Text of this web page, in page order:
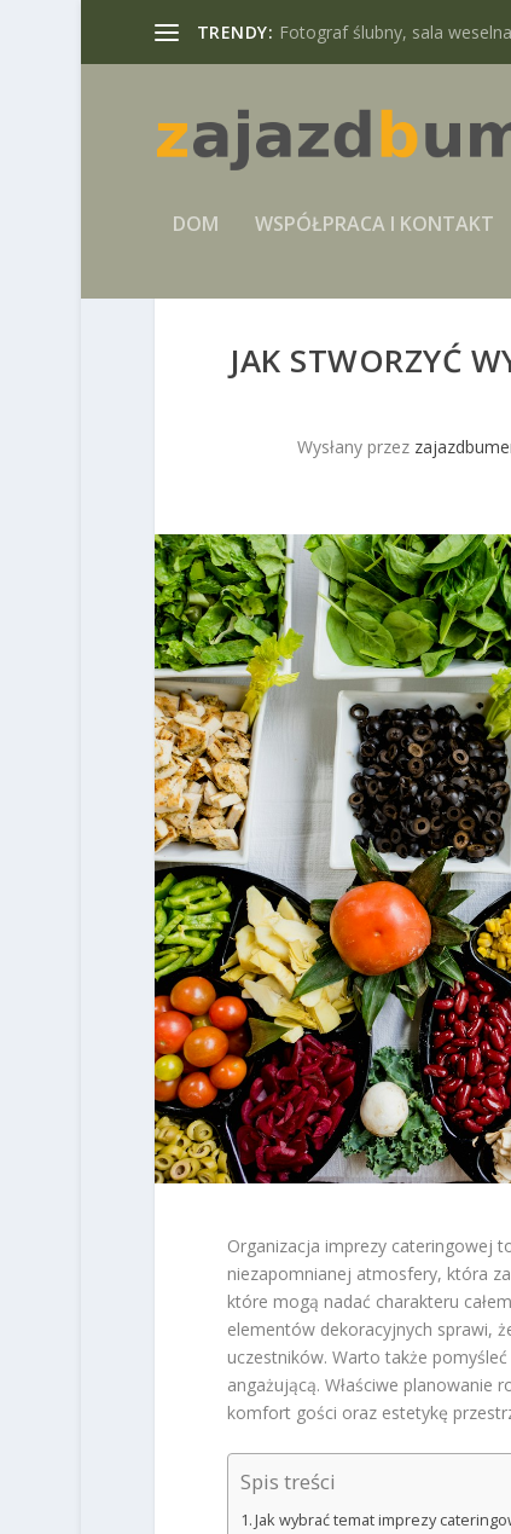
TRENDY: Fotograf ślubny, sala
DOM WSPÓŁPRACA I KONTAKT
JAK STWORZYĆ
Wysłany przez
Organizacja imprezy cateringowej
niezapomnianej atmosfery, która
które mogą nadać charakteru
elementów dekoracyjnych sprawi,
uczestników. Warto także
angażującą. Właściwe planowanie
komfort gości oraz estetykę
Spis treści
Jak wybrać temat imprezy